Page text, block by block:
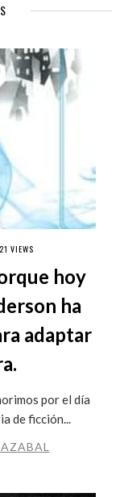
VIEWS
hoy
ha
adaptar
por el día
de ficción...